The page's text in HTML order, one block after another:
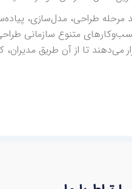
مرحله طراحی، مدل‌سازی،
متنوع سازمانی
می‌‌دهند تا از آن طریق